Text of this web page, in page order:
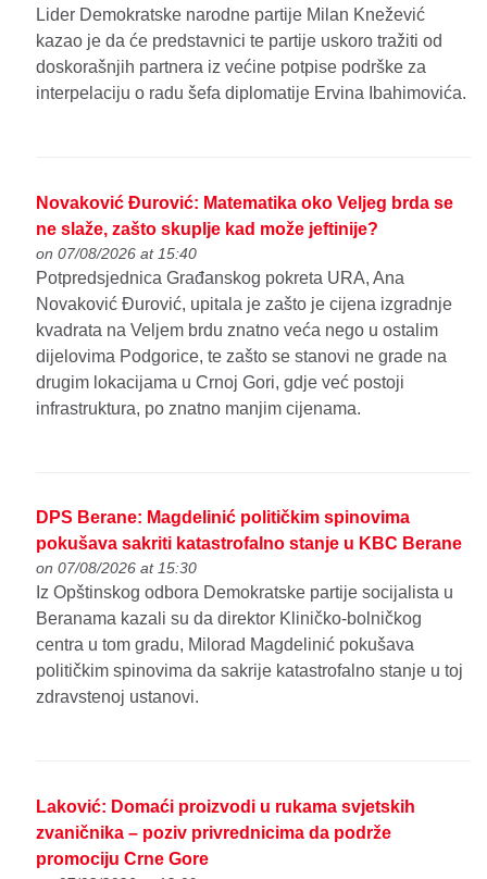
Lider Demokratske narodne partije Milan Knežević
kazao je da će predstavnici te partije uskoro tražiti od
doskorašnjih partnera iz većine potpise podrške za
interpelaciju o radu šefa diplomatije Ervina Ibahimovića.
Novaković Đurović: Matematika oko Veljeg brda se
ne slaže, zašto skuplje kad može jeftinije?
on 07/08/2026 at 15:40
Potpredsjednica Građanskog pokreta URA, Ana
Novaković Đurović, upitala je zašto je cijena izgradnje
kvadrata na Veljem brdu znatno veća nego u ostalim
dijelovima Podgorice, te zašto se stanovi ne grade na
drugim lokacijama u Crnoj Gori, gdje već postoji
infrastruktura, po znatno manjim cijenama.
DPS Berane: Magdelinić političkim spinovima
pokušava sakriti katastrofalno stanje u KBC Berane
on 07/08/2026 at 15:30
Iz Opštinskog odbora Demokratske partije socijalista u
Beranama kazali su da direktor Kliničko-bolničkog
centra u tom gradu, Milorad Magdelinić pokušava
političkim spinovima da sakrije katastrofalno stanje u toj
zdravstenoj ustanovi.
Laković: Domaći proizvodi u rukama svjetskih
zvaničnika – poziv privrednicima da podrže
promociju Crne Gore